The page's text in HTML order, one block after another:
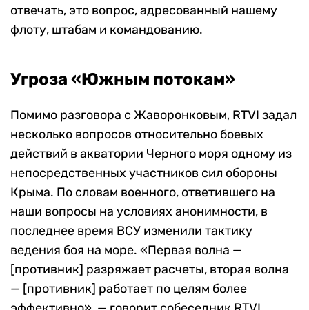
отвечать, это вопрос, адресованный нашему
флоту, штабам и командованию.
Угроза «Южным потокам»
Помимо разговора с Жаворонковым, RTVI задал
несколько вопросов относительно боевых
действий в акватории Черного моря одному из
непосредственных участников сил обороны
Крыма. По словам военного, ответившего на
наши вопросы на условиях анонимности, в
последнее время ВСУ изменили тактику
ведения боя на море. «Первая волна —
[противник] разряжает расчеты, вторая волна
— [противник] работает по целям более